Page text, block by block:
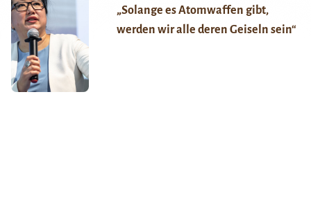
„Solange es Atomwaffen gibt,
werden wir alle deren Geiseln sein“